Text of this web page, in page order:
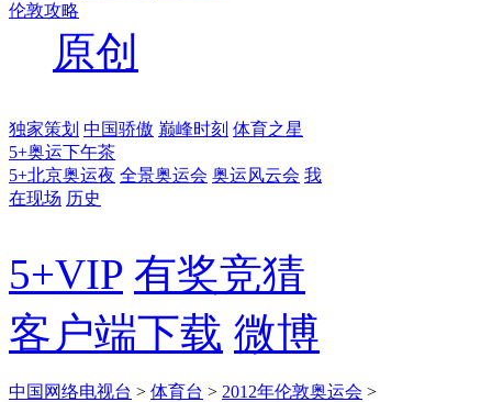
伦敦攻略
原创
独家策划 中国骄傲 巅峰时刻 体育之星
5+奥运下午茶
5+北京奥运夜 全景奥运会 奥运风云会 我
在现场 历史
5+VIP 有奖竞猜
客户端下载 微博
中国网络电视台 > 体育台 > 2012年伦敦奥运会 >